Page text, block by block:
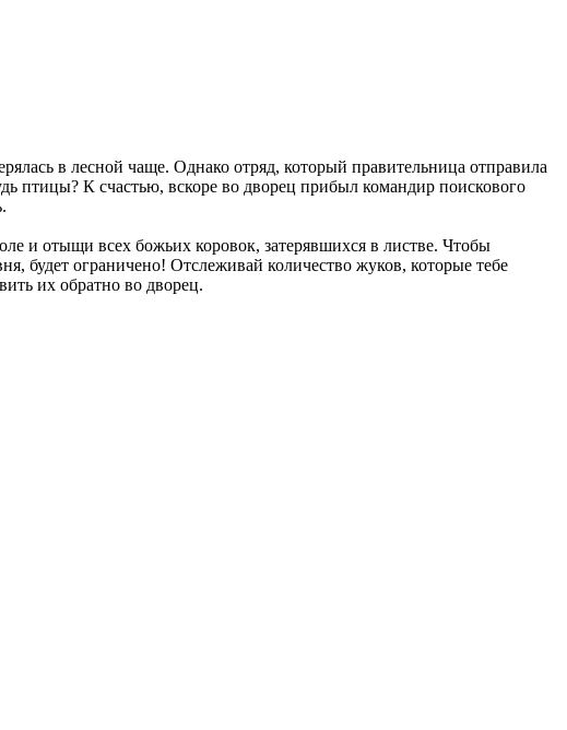
в лесной чаще. Однако отряд, который правительница отправила
птицы? К счастью, вскоре во дворец прибыл командир поискового
и отыщи всех божьих коровок, затерявшихся в листве. Чтобы
будет ограничено! Отслеживай количество жуков, которые тебе
их обратно во дворец.